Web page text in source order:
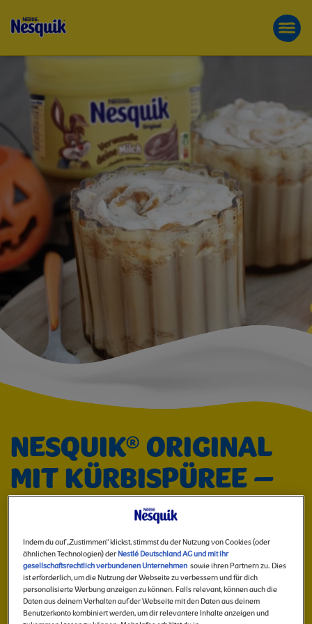
NESQUIK®
ORIGINAL
REZEPT
|
NESQUIK
FUN FOR GOOD
NESQUIK® ORIGINAL
MIT KÜRBISPÜREE –
DER HERBSTLICHE
SCHOKO-GENUSS
Idee teilen
Wenn draußen die Blätter fallen und es nach Zimt, Kürbis und
Indem du auf „Zustimmen“ klickst, stimmst du der Nutzung von Cookies (oder
ähnlichen Technologien) der Nestlé Deutschland AG und mit ihr
gesellschaftsrechtlich verbundenen Unternehmen sowie ihren Partnern zu. Dies
ist erforderlich, um die Nutzung der Webseite zu verbessern und für dich
personalisierte Werbung anzeigen zu können. Falls relevant, können auch die
Daten aus deinem Verhalten auf der Webseite mit den Daten aus deinem
Benutzerkonto kombiniert werden, um dir relevantere Inhalte anzeigen und